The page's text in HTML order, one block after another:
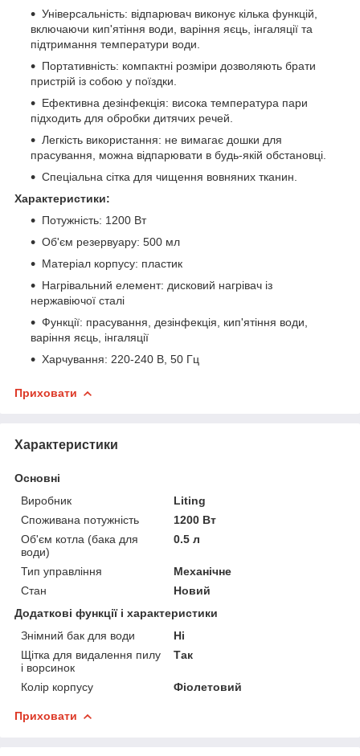
Універсальність: відпарювач виконує кілька функцій,
включаючи кип'ятіння води, варіння яєць, інгаляції та
підтримання температури води.
Портативність: компактні розміри дозволяють брати
пристрій із собою у поїздки.
Ефективна дезінфекція: висока температура пари
підходить для обробки дитячих речей.
Легкість використання: не вимагає дошки для
прасування, можна відпарювати в будь-якій обстановці.
Спеціальна сітка для чищення вовняних тканин.
Характеристики:
Потужність: 1200 Вт
Об'єм резервуару: 500 мл
Матеріал корпусу: пластик
Нагрівальний елемент: дисковий нагрівач із
нержавіючої сталі
Функції: прасування, дезінфекція, кип'ятіння води,
варіння яєць, інгаляції
Харчування: 220-240 В, 50 Гц
Приховати
Характеристики
Основні
Виробник
Liting
Споживана потужність
1200 Вт
Об'єм котла (бака для
води)
0.5 л
Тип управління
Механічне
Стан
Новий
Додаткові функції і характеристики
Знімний бак для води
Ні
Щітка для видалення пилу
і ворсинок
Так
Колір корпусу Фіолетовий
Приховати